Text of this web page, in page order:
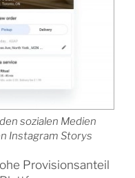
sozialen Medien
Instagram Storys
Provisionsanteil